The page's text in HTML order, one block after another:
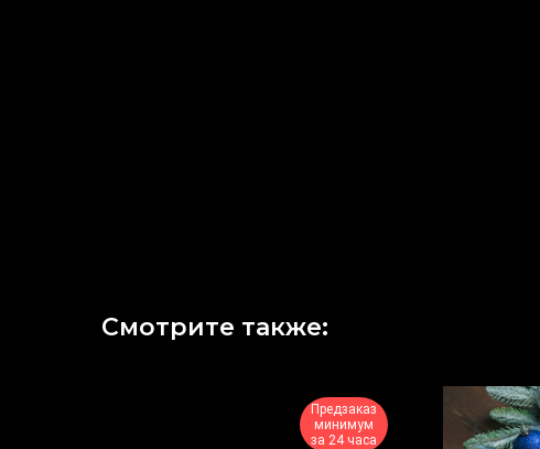
Смотрите также:
Предзаказ
минимум
за 24 часа